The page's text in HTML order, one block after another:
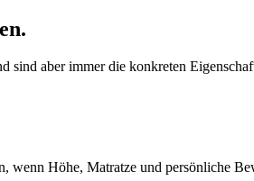
sind aber immer die konkreten
Höhe, Matratze und persönliche